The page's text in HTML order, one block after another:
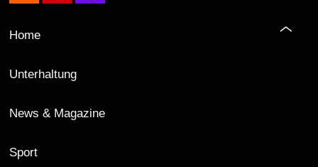
Home
Unterhaltung
News & Magazine
Sport